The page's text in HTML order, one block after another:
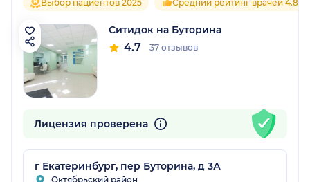
Выбор пациентов 2025 Средний рейтинг врачей 4.8
Ситидок на Буторина
4.7 37 отзывов
Лицензия проверена
г Екатеринбург, пер Буторина, д 3А
Октябрьский район